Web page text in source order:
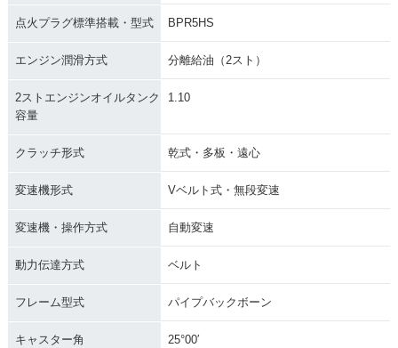
点火プラグ標準搭載・型式 BPR5HS
エンジン潤滑方式 分離給油（2スト）
2ストエンジンオイルタンク
容量
1.10
クラッチ形式 乾式・多板・遠心
変速機形式 Vベルト式・無段変速
変速機・操作方式 自動変速
動力伝達方式 ベルト
フレーム型式 パイプバックボーン
キャスター角 25°00′